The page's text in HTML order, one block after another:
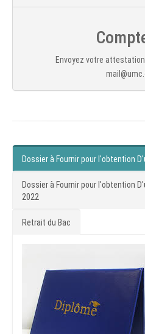
Envoyez votre
Dossier à Fournir pour l'obtention
Dossier à Fournir pour l'obtention
2022
Retrait du Bac